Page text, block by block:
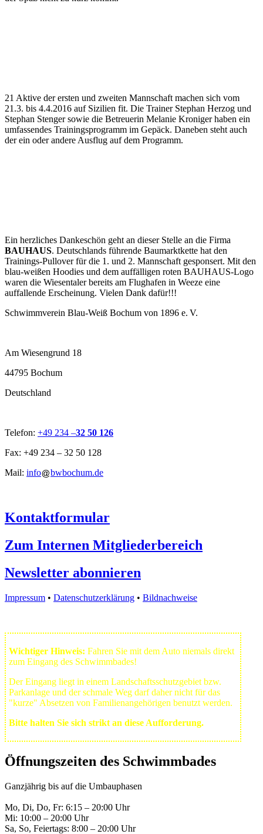
21 Aktive der ersten und zweiten Mannschaft machen sich vom
21.3. bis 4.4.2016 auf Sizilien fit. Die Trainer Stephan Herzog und
Stephan Stenger sowie die Betreuerin Melanie Kroniger haben ein
umfassendes Trainingsprogramm im Gepäck. Daneben steht auch
der ein oder andere Ausflug auf dem Programm.
Ein herzliches Dankeschön geht an dieser Stelle an die Firma
BAUHAUS. Deutschlands führende Baumarktkette hat den
Trainings-Pullover für die 1. und 2. Mannschaft gesponsert. Mit den
blau-weißen Hoodies und dem auffälligen roten BAUHAUS-Logo
waren die Wiesentaler bereits am Flughafen in Weeze eine
auffallende Erscheinung. Vielen Dank dafür!!!
Schwimmverein Blau-Weiß Bochum von 1896 e. V.
Am Wiesengrund 18
44795 Bochum
Deutschland
Telefon: +49 234 –32 50 126
Fax: +49 234 – 32 50 128
Mail: info bwbochum.de
Kontaktformular
Zum Internen Mitgliederbereich
Newsletter abonnieren
Impressum • Datenschutzerklärung • Bildnachweise
Wichtiger Hinweis: Fahren Sie mit dem Auto niemals direkt
zum Eingang des Schwimmbades!
Der Eingang liegt in einem Landschafts­schutzgebiet bzw.
Park­anlage und der schmale Weg darf daher nicht für das
"kurze" Absetzen von Familienangehörigen benutzt werden.
Bitte halten Sie sich strikt an diese Aufforderung.
Öffnungszeiten des Schwimmbades
Ganzjährig bis auf die Umbauphasen
Mo, Di, Do, Fr: 6:15 – 20:00 Uhr
Mi: 10:00 – 20:00 Uhr
Sa, So, Feiertags: 8:00 – 20:00 Uhr